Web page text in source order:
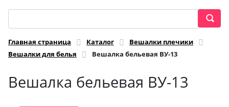
Главная страница Каталог
Вешалки плечики
Вешалки для белья
Вешалка бельевая ВУ-13
Вешалка бельевая ВУ-13